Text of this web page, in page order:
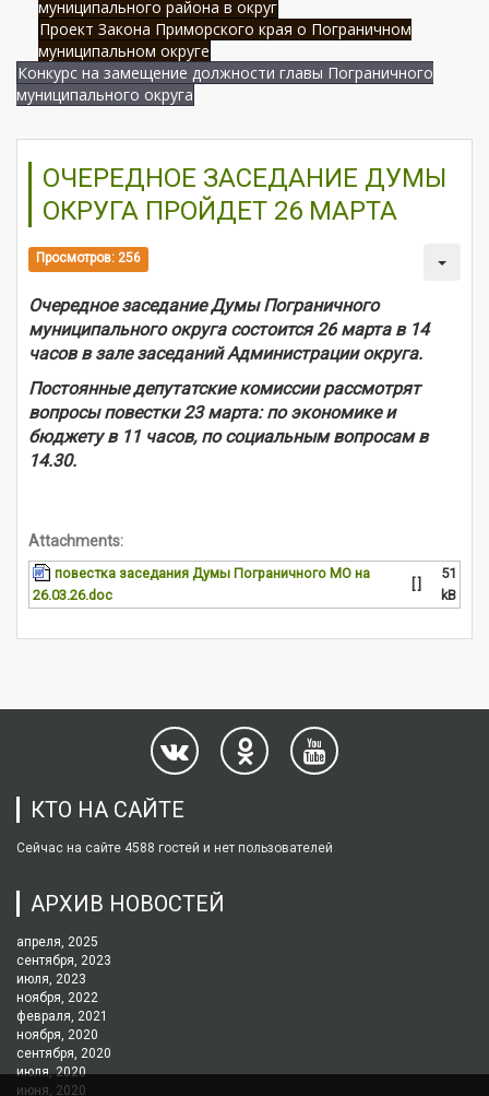
муниципального района в округ
Проект Закона Приморского края о Пограничном
муниципальном округе
Конкурс на замещение должности главы Пограничного
муниципального округа
ОЧЕРЕДНОЕ ЗАСЕДАНИЕ ДУМЫ
ОКРУГА ПРОЙДЕТ 26 МАРТА
Просмотров: 256
Очередное заседание Думы Пограничного
муниципального округа состоится 26 марта в 14
часов в зале заседаний Администрации округа.
Постоянные депутатские комиссии рассмотрят
вопросы повестки 23 марта: по экономике и
бюджету в 11 часов, по социальным вопросам в
14.30.
Attachments:
повестка заседания Думы Пограничного МО на
26.03.26.doc
51
kB
КТО НА САЙТЕ
Сейчас на сайте 4588 гостей и нет пользователей
АРХИВ НОВОСТЕЙ
апреля, 2025
сентября, 2023
июля, 2023
ноября, 2022
февраля, 2021
ноября, 2020
сентября, 2020
июля, 2020
июня, 2020